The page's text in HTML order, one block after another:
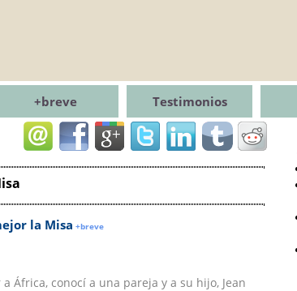
+breve Testimonios
la Misa +breve
África, conocí a una pareja y a su hijo, Jean